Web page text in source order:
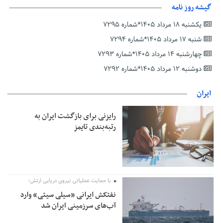
پزشکیان‌: بهترین زمان برای دستیابی به توافق شرایط کنونی است/از
عارف: جنگ اصلی امروز، جنگ روایت‌ها بر سر امید و هویت ملی
است
هشدار معاون وظیفه عمومی گیلان به سربازان فراری؛ اعطای
معافیت شایعه است
ندارد
پس از استعفا
گیشه روز نامه
یکشنبه ۱۸ مرداد ۱۴۰۵*شماره ۷۲۹۵
شنبه ۱۷ مرداد ۱۴۰۵*شماره ۷۲۹۴
چهارشنبه ۱۴ مرداد ۱۴۰۵*شماره ۷۲۹۳
دوشنبه ۱۲ مرداد ۱۴۰۵*شماره ۷۲۹۲
ایران
رایزنی برای بازگشت ایران به
رتبه‌بندی تایمز
با حمایت عملیاتی نیروی دریایی ارتش؛
نفتکش ایرانی «سیلی سیتی» وارد
آب‌های سرزمینی ایران شد